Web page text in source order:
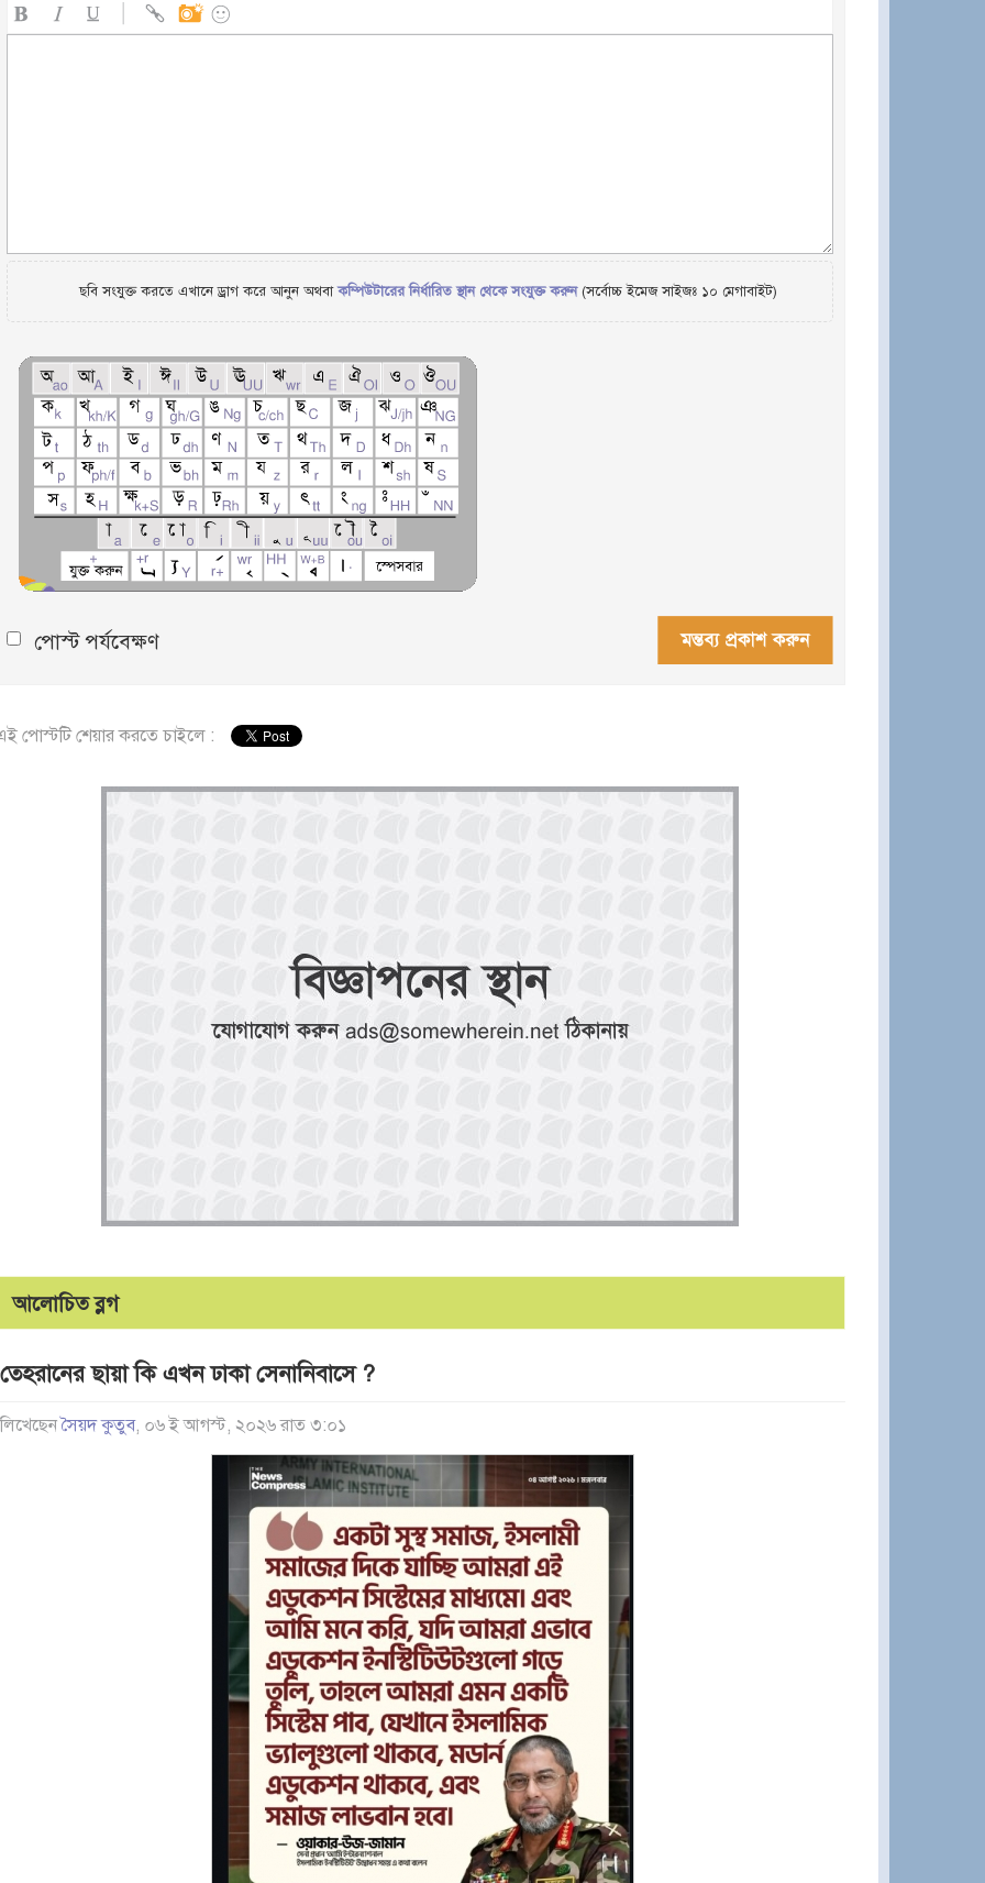
ছবি সংযুক্ত করতে এখানে ড্রাগ করে আনুন অথবাকম্পিউটারের নির্ধারিত স্থান থেকে সংযুক্ত করুন(সর্বোচ্চ ইমেজ সাইজঃ ১০ মেগাবাইট)
পোস্ট পর্যবেক্ষণ
পোস্টটি শেয়ার করতে চাইলে :
আলোচিত ব্লগ
তেহরানের ছায়া কি এখন ঢাকা সেনানিবাসে ?
লিখেছেনসৈয়দ কুতুব, ০৬ ই আগস্ট, ২০২৬ রাত ৩:০১